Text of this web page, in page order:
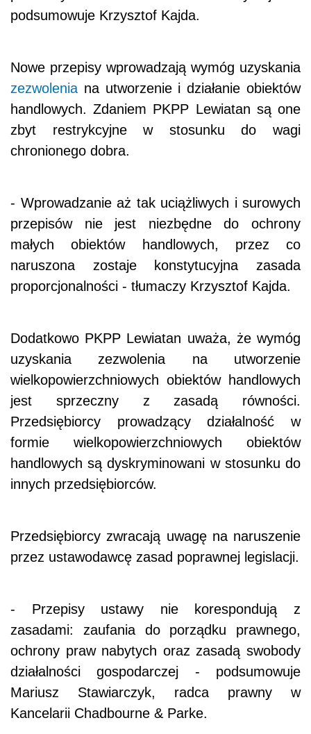
podsumowuje Krzysztof Kajda.
Nowe przepisy wprowadzają wymóg uzyskania
zezwoleniana utworzenie i działanie obiektów
handlowych. Zdaniem PKPP Lewiatan są one
zbyt restrykcyjne w stosunku do wagi
chronionego dobra.
- Wprowadzanie aż tak uciążliwych i surowych
przepisów nie jest niezbędne do ochrony
małych obiektów handlowych, przez co
naruszona zostaje konstytucyjna zasada
proporcjonalności - tłumaczy Krzysztof Kajda.
Dodatkowo PKPP Lewiatan uważa, że wymóg
uzyskania zezwolenia na utworzenie
wielkopowierzchniowych obiektów handlowych
jest sprzeczny z zasadą równości.
Przedsiębiorcy prowadzący działalność w
formie wielkopowierzchniowych obiektów
handlowych są dyskryminowani w stosunku do
innych przedsiębiorców.
Przedsiębiorcy zwracają uwagę na naruszenie
przez ustawodawcę zasad poprawnej legislacji.
- Przepisy ustawy nie korespondują z
zasadami: zaufania do porządku prawnego,
ochrony praw nabytych oraz zasadą swobody
działalności gospodarczej - podsumowuje
Mariusz Stawiarczyk, radca prawny w
Kancelarii Chadbourne & Parke.